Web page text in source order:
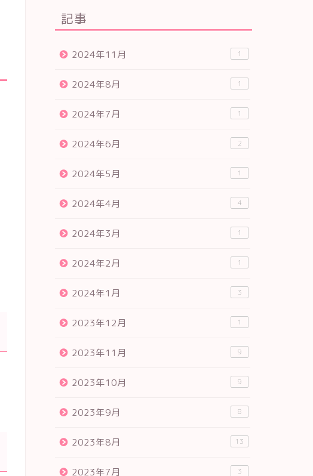
記事
2024年11月 1
2024年8月 1
2024年7月 1
2024年6月 2
2024年5月 1
2024年4月 4
2024年3月 1
2024年2月 1
2024年1月 3
2023年12月 1
2023年11月 9
2023年10月 9
2023年9月 8
2023年8月 13
2023年7月 3